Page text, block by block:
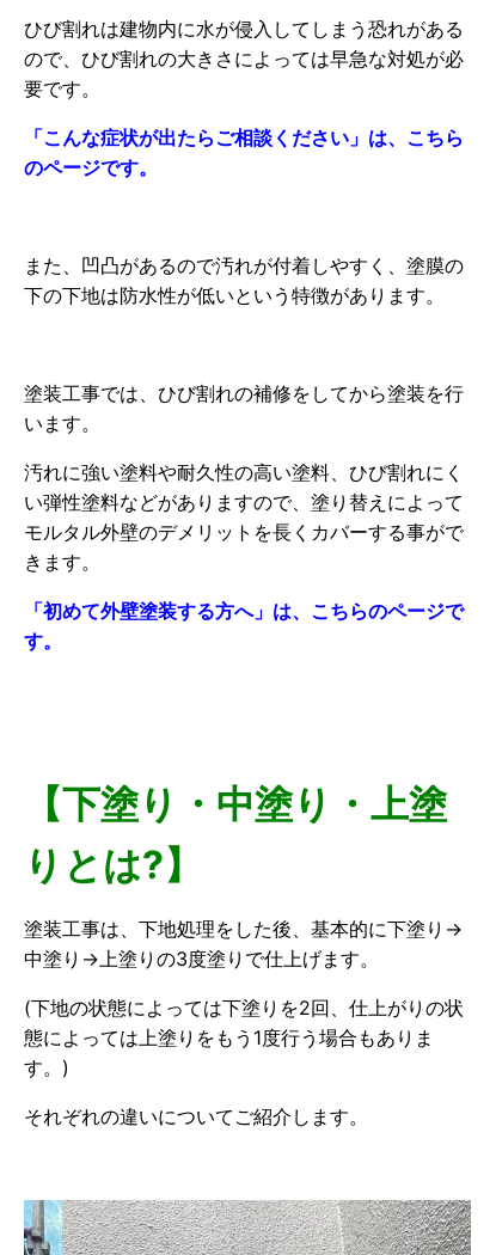
ひび割れは建物内に水が侵入してしまう恐れがある
ので、ひび割れの大きさによっては早急な対処が必
要です。
「こんな症状が出たらご相談ください」は、こちら
のページです。
また、凹凸があるので汚れが付着しやすく、塗膜の
下の下地は防水性が低いという特徴があります。
塗装工事では、ひび割れの補修をしてから塗装を行
います。
汚れに強い塗料や耐久性の高い塗料、ひび割れにく
い弾性塗料などがありますので、塗り替えによって
モルタル外壁のデメリットを長くカバーする事がで
きます。
「初めて外壁塗装する方へ」は、こちらのページで
す。
【下塗り・中塗り・上塗
りとは?】
塗装工事は、下地処理をした後、基本的に下塗り→
中塗り→上塗りの3度塗りで仕上げます。
(下地の状態によっては下塗りを2回、仕上がりの状
態によっては上塗りをもう1度行う場合もありま
す。)
それぞれの違いについてご紹介します。